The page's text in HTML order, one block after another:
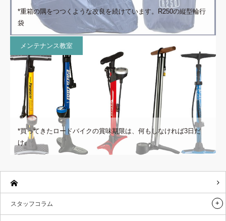
*重箱の隅をつつくような改良を続けています。R250の縦型輪行
袋
メンテナンス教室
*買ってきたロードバイクの賞味期限は、何もしなければ3日だ
け。
スタッフコラム